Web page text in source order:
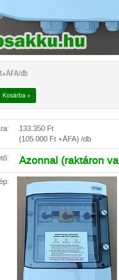
+ÁFA/db
Kosárba »
133.350 Ft
(105.000 Ft +ÁFA) /db
Azonnal (raktáron